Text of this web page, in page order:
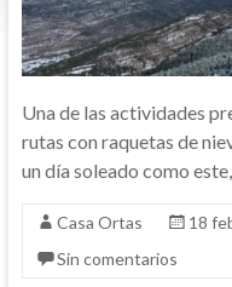
Una de las actividades
rutas con raquetas de
un día soleado como
Casa Ortas 18
Sin comentarios